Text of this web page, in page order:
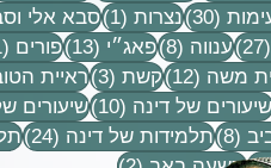
(30) 30 פוסטים
נצרות (1) פוסט 1
סבא אלי
(27) 27 פוסטים
ענווה (8) 8 פוסטיםפאג״י (13) 13 פוסטים
פורים (11)
משה (12) 12 פוסטים
קשת (3) 3 פוסטיםראיית
שיעורים של דינה (10) 10 פוסטים
שיעורים
(8) 8 פוסטיםתלמידות של דינה (24) 24 פוסטים